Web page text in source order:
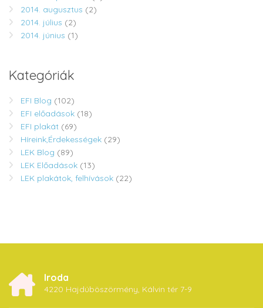
2014. augusztus (2)
2014. július (2)
2014. június (1)
Kategóriák
EFI Blog (102)
EFI előadások (18)
EFI plakát (69)
Híreink,Érdekességek (29)
LEK Blog (89)
LEK Előadások (13)
LEK plakátok, felhívások (22)
Iroda
4220 Hajdúböszörmény, Kálvin tér 7-9